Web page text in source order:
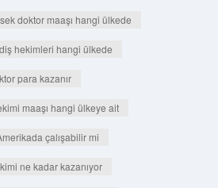
doktor maaşı hangi ülkede
hekimleri hangi ülkede
para kazanır
maaşı hangi ülkeye ait
çalışabilir mi
ne kadar kazanıyor